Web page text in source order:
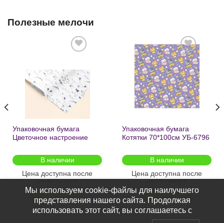
Полезные мелочи
желаний
Упаковочная бумага
Цветочное настроение
2шт/
В наличии
Цена доступна после
регистрации
ПОДРОБНЕЕ
Добавить
в список
желаний
Упаковочная бумага
Котятки 70*100см УБ-6796
В наличии
Цена доступна после
регистрации
ПОДРОБНЕЕ
Мы используем cookie-файлы для наилучшего
представления нашего сайта. Продолжая
использовать этот сайт, вы соглашаетесь с